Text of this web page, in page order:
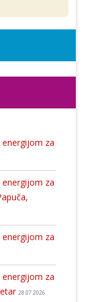
za
za
za
za
28.07.2026